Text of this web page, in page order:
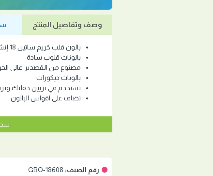
وصف وتفاصيل المنتج
بالون قلب كريم ساتين 18 إنش
بالونات قلوب سادة
مصنوع من القصدير عالي
بالونات ديكورات
تستخدم في تزيين حفلتك
تضاف على اقواس البالون
رقم الصنف: GBO-18608